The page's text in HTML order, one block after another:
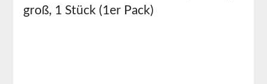
groß, 1 Stück (1er Pack)